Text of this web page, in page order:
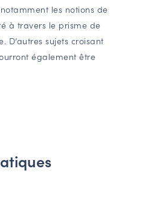
les notions de
à travers le prisme de
D’autres sujets croisant
également être